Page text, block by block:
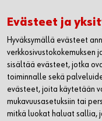
WÜRTH OY
MYYNTI JA
WÜRTH HUOLTO
LASKUTUSTIEDOT
Evästeet ja
Hyväksymällä evästeet
verkkosivustokokemuksen
sisältää evästeet, jotka
toiminnalle sekä
evästeet, joita käytetään
mukavuusasetuksiin tai
mitkä luokat haluat sallia,